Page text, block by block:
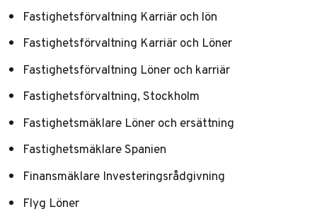
Fastighetsförvaltning Karriär och lön
Fastighetsförvaltning Karriär och Löner
Fastighetsförvaltning Löner och karriär
Fastighetsförvaltning, Stockholm
Fastighetsmäklare Löner och ersättning
Fastighetsmäklare Spanien
Finansmäklare Investeringsrådgivning
Flyg Löner